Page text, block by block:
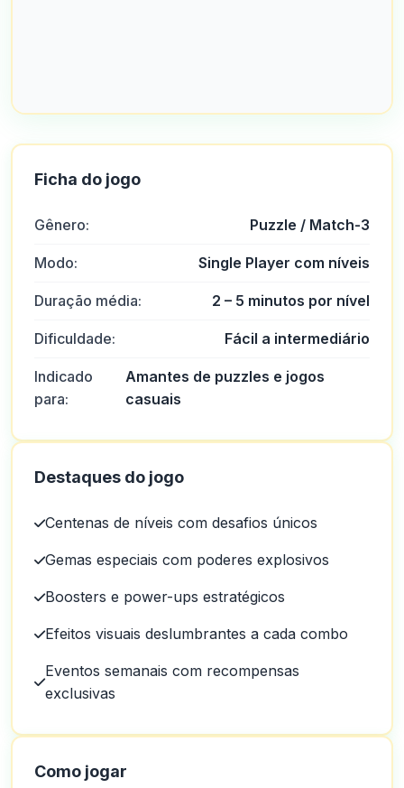
Ficha do jogo
Gênero: Puzzle / Match-3
Modo: Single Player com níveis
Duração média: 2 – 5 minutos por nível
Dificuldade: Fácil a intermediário
Indicado
para:
Amantes de puzzles e jogos
casuais
Destaques do jogo
Centenas de níveis com desafios únicos
Gemas especiais com poderes explosivos
Boosters e power-ups estratégicos
Efeitos visuais deslumbrantes a cada combo
Eventos semanais com recompensas
exclusivas
Como jogar